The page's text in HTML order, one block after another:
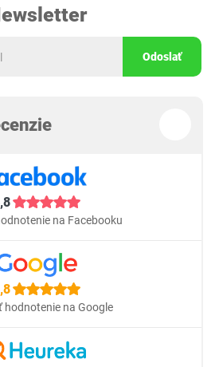
Odoslať
na Facebooku
hodnotenie na Google